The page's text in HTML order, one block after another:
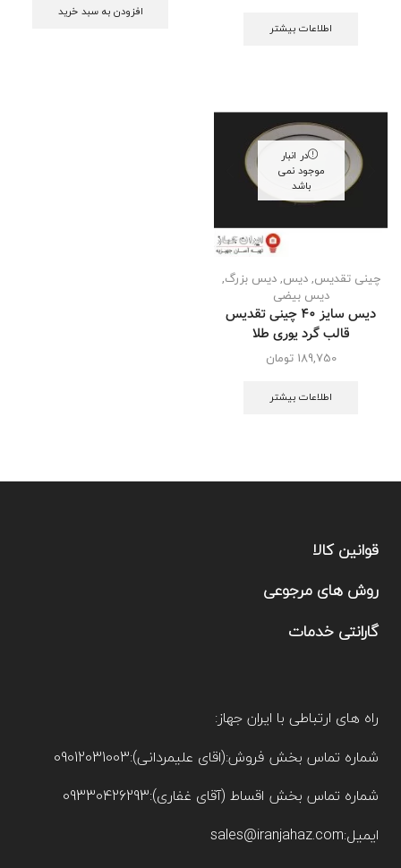
اطلاعات بیشتر
افزودن به سبد خرید
در انبار
موجود نمی
باشد
چینی تقدیس,دیس,دیس بزرگ,
دیس بیضی
دیس سایز 40 چینی تقدیس
قالب گرد یوری طلا
189,750 تومان
اطلاعات بیشتر
قوانین کالا
روش های مرجوعی
گارانتی خدمات
راه های ارتباطی با ایران جهاز:
شماره تماس بخش فروش:(اقای علیمردانی):09012031003
شماره تماس بخش اقساط (آقای غفاری):09330426293
ایمیل:sales@iranjahaz.com